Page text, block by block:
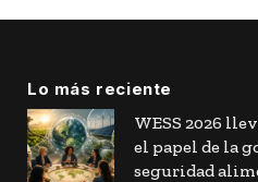
Lo más reciente
WESS 2026
el papel de la
seguridad